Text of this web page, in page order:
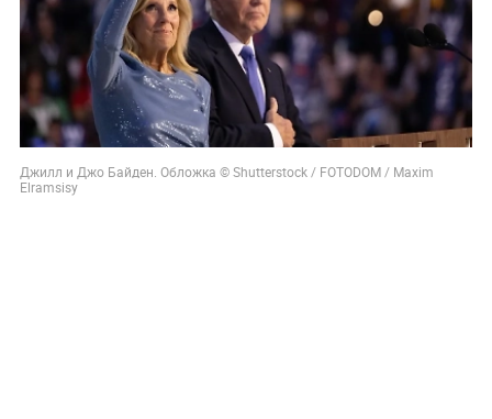
Джилл и Джо Байден. Обложка © Shutterstock / FOTODOM / Maxim
Elramsisy